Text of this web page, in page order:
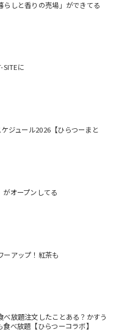
らしと香りの売場」ができてる
SITEに
ジュール2026【ひらつーまと
オープンしてる
ーアップ！紅茶も
放題注文したことある？かすう
べ放題【ひらつーコラボ】